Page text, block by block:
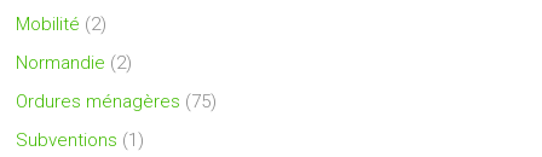
Mobilité (2)
Normandie (2)
Ordures ménagères (75)
Subventions (1)